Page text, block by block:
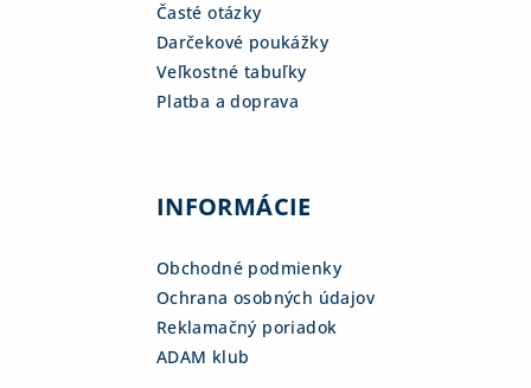
Časté otázky
Darčekové poukážky
Veľkostné tabuľky
Platba a doprava
INFORMÁCIE
Obchodné podmienky
Ochrana osobných údajov
Reklamačný poriadok
ADAM klub